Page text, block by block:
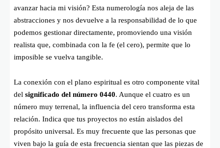
avanzar hacia mi visión? Esta numerología nos aleja de las
abstracciones y nos devuelve a la responsabilidad de lo que
podemos gestionar directamente, promoviendo una visión
realista que, combinada con la fe (el cero), permite que lo
imposible se vuelva tangible.
La conexión con el plano espiritual es otro componente vital
del significado del número 0440. Aunque el cuatro es un
número muy terrenal, la influencia del cero transforma esta
relación. Indica que tus proyectos no están aislados del
propósito universal. Es muy frecuente que las personas que
viven bajo la guía de esta frecuencia sientan que las piezas de